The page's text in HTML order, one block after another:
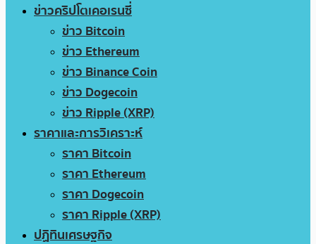
ข่าวคริปโตเคอเรนซี่
ข่าว Bitcoin
ข่าว Ethereum
ข่าว Binance Coin
ข่าว Dogecoin
ข่าว Ripple (XRP)
ราคาและการวิเคราะห์
ราคา Bitcoin
ราคา Ethereum
ราคา Dogecoin
ราคา Ripple (XRP)
ปฏิทินเศรษฐกิจ